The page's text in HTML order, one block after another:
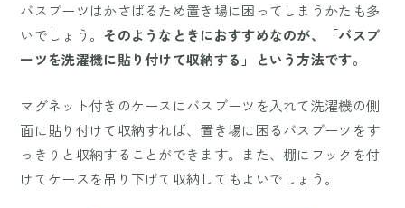
バスブーツはかさばるため置き場に困ってしまうかたも多
いでしょう。 そのようなときにおすすめなのが、「バスブ
ーツを洗濯機に貼り付けて収納する」という方法です。
マグネット付きのケースにバスブーツを入れて洗濯機の側
面に貼り付けて収納すれば、置き場に困るバスブーツをす
っきりと収納することができます。また、棚にフックを付
けてケースを吊り下げて収納してもよいでしょう。